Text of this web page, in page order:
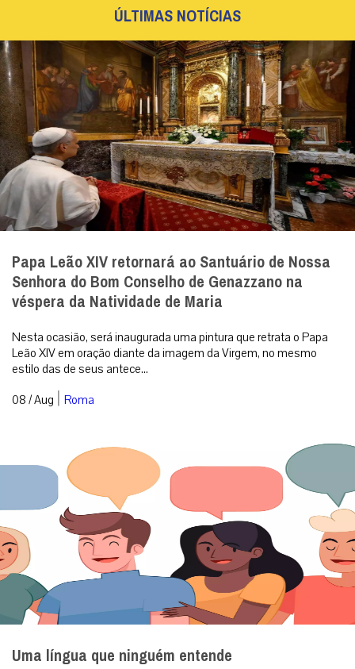
ÚLTIMAS NOTÍCIAS
Papa Leão XIV retornará ao Santuário de Nossa
Senhora do Bom Conselho de Genazzano na
véspera da Natividade de Maria
Nesta ocasião, será inaugurada uma pintura que retrata o Papa
Leão XIV em oração diante da imagem da Virgem, no mesmo
estilo das de seus antece...
08 / Aug | Roma
Uma língua que ninguém entende